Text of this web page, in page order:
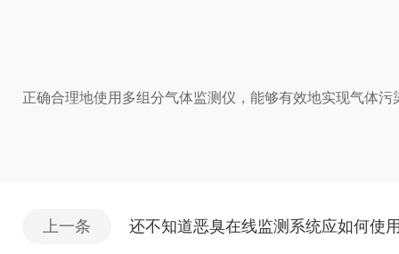
正确合理地使用多组分气体监测仪，能够有效地实现气体
上一条 还不知道恶臭在线监测系统应如何使